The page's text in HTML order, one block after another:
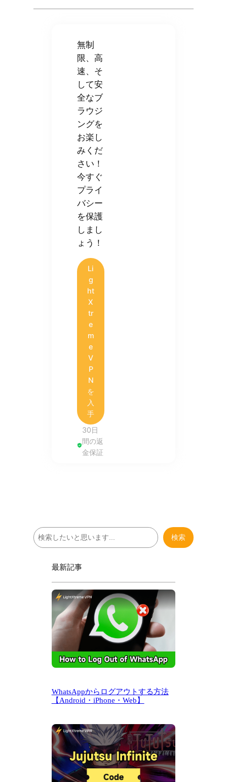
無制
限、高
速、そ
して安
全なブ
ラウジ
ングを
お楽し
みくだ
さい！
今すぐ
プライ
バシー
を保護
しまし
ょう！
Li
g
ht
X
tr
e
m
e
V
P
N
を
入
手
30日
間の返
金保証
検
索
検索
最新記事
WhatsAppからログアウトする方法
【Android・iPhone・Web】